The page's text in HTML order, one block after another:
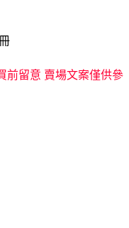
前留意 賣場文案僅供參